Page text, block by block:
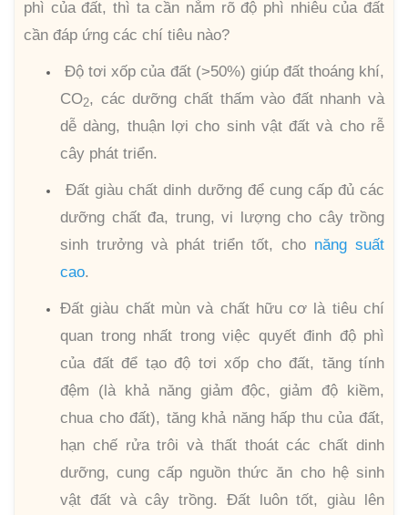
phì của đất, thì ta cần nắm rõ độ phì nhiêu của đất
cần đáp ứng các chí tiêu nào?
Độ tơi xốp của đất (>50%) giúp đất thoáng khí,
CO2, các dưỡng chất thấm vào đất nhanh và
dễ dàng, thuận lợi cho sinh vật đất và cho rễ
cây phát triển.
Đất giàu chất dinh dưỡng để cung cấp đủ các
dưỡng chất đa, trung, vi lượng cho cây trồng
sinh trưởng và phát triển tốt, cho năng suất
cao.
Đất giàu chất mùn và chất hữu cơ là tiêu chí
quan trong nhất trong việc quyết đinh độ phì
của đất để tạo độ tơi xốp cho đất, tăng tính
đệm (là khả năng giảm độc, giảm độ kiềm,
chua cho đất), tăng khả năng hấp thu của đất,
hạn chế rửa trôi và thất thoát các chất dinh
dưỡng, cung cấp nguồn thức ăn cho hệ sinh
vật đất và cây trồng. Đất luôn tốt, giàu lên